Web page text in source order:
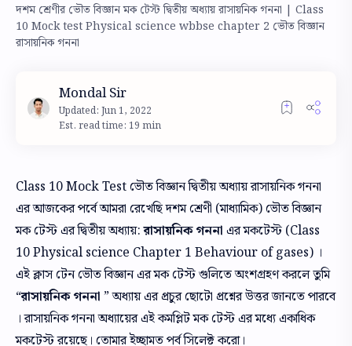
দশম শ্রেণীর ভৌত বিজ্ঞান মক টেস্ট দ্বিতীয় অধ্যায় রাসায়নিক গননা | Class
10 Mock test Physical science wbbse chapter 2 ভৌত বিজ্ঞান
রাসায়নিক গননা
Est. read time: 19 min
Class 10 Mock Test ভৌত বিজ্ঞান দ্বিতীয় অধ্যায় রাসায়নিক গননা
এর আজকের পর্বে আমরা রেখেছি দশম শ্রেণী (মাধ্যামিক) ভৌত বিজ্ঞান
মক টেস্ট এর দ্বিতীয় অধ্যায়:রাসায়নিক গননা এর মকটেস্ট (Class
10 Physical science Chapter 1 Behaviour of gases) ।
এই ক্লাস টেন ভৌত বিজ্ঞান এর মক টেস্ট গুলিতে অংশগ্রহণ করলে তুমি
রাসায়নিক গননা অধ্যায় এর প্রচুর ছোটো প্রশ্নের উত্তর জানতে পারবে
। রাসায়নিক গননা অধ্যায়ের এই কমপ্লিট মক টেস্ট এর মধ্যে একাধিক
মকটেস্ট রয়েছে। তোমার ইচ্ছামত পর্ব সিলেক্ট করো।